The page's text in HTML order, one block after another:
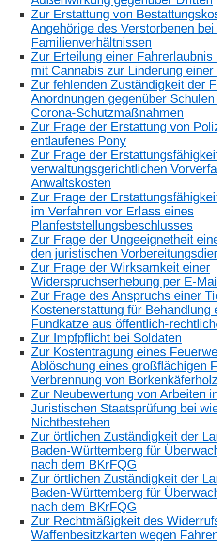
Zur Erstattung von
Angehörige des Verstorbenen
Familienverhältnissen
Zur Erteilung einer Fahrerlaubnis
mit Cannabis zur Linderung
Zur fehlenden Zuständigkeit der
Anordnungen gegenüber
Corona-Schutzmaßnahmen
Zur Frage der Erstattung von
entlaufenes Pony
Zur Frage der
verwaltungsgerichtlichen
Anwaltskosten
Zur Frage der
im Verfahren vor Erlass eines
Planfeststellungsbeschlusses
Zur Frage der Ungeeignetheit
den juristischen
Zur Frage der Wirksamkeit einer
Widerspruchserhebung per E-
Zur Frage des Anspruchs einer
Kostenerstattung für Behandlung
Fundkatze aus öffentlich-
Zur Impfpflicht bei Soldaten
Zur Kostentragung eines
Ablöschung eines großflächigen
Verbrennung von
Zur Neubewertung von Arbeiten
Juristischen Staatsprüfung bei
Nichtbestehen
Zur örtlichen Zuständigkeit der
Baden-Württemberg für
nach dem BKrFQG
Zur örtlichen Zuständigkeit der
Baden-Württemberg für
nach dem BKrFQG
Zur Rechtmäßigkeit des
Waffenbesitzkarten wegen